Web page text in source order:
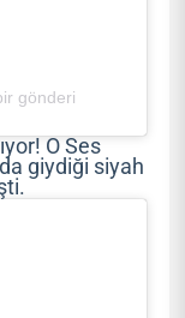
gönderi
O Ses
giydiği siyah